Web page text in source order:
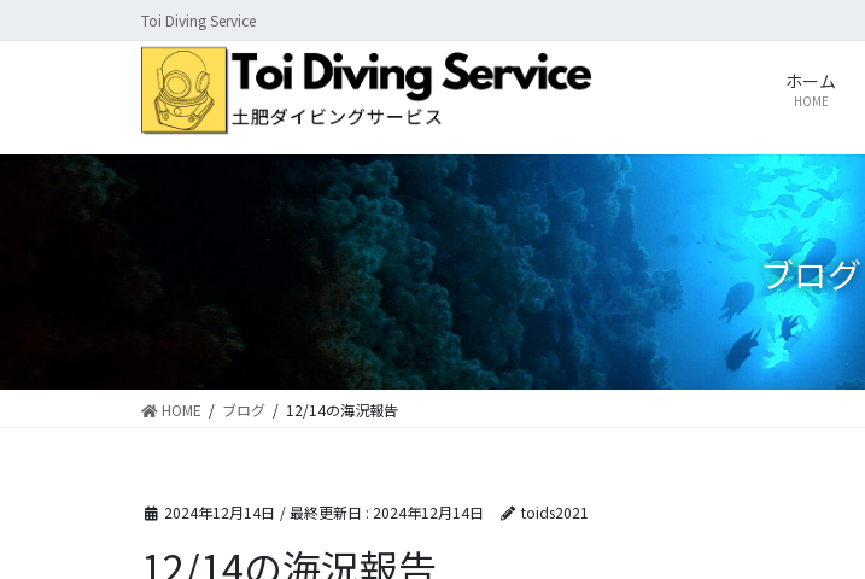
ン
に
ビ
ョ
Toi Diving Service
ホーム
HOME
ブログ
HOME ブログ 12/14の海況報告
2024年12月14日 / 最終更新日 : 2024年12月14日 toids2021
12/14の海況報告